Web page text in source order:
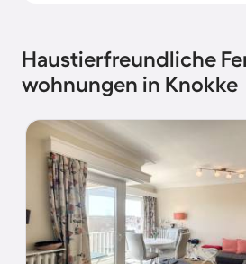
Haustierfreundliche
wohnungen in Knokke